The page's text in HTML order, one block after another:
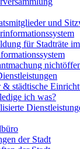
und
für Stadträte im
& städtische
ich was?
der Stadt